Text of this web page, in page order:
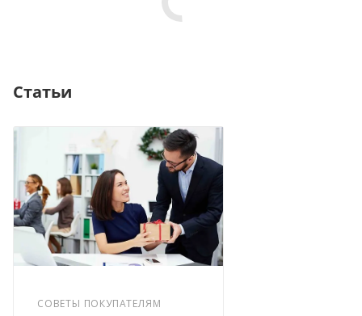
Статьи
СОВЕТЫ ПОКУПАТЕЛЯМ